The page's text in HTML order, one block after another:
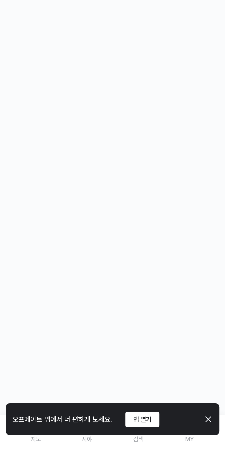
오프메이트 앱에서 더 편하게 보세요. 앱 열기
지도 시야 검색 MY